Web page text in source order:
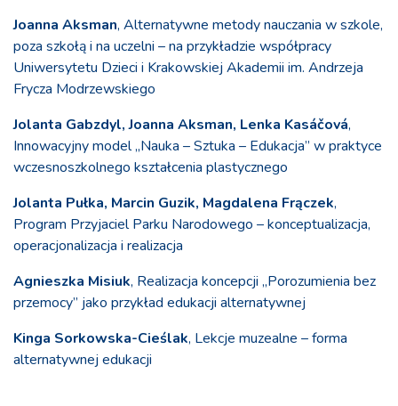
Joanna Aksman, Alternatywne metody nauczania w szkole,
poza szkołą i na uczelni – na przykładzie współpracy
Uniwersytetu Dzieci i Krakowskiej Akademii im. Andrzeja
Frycza Modrzewskiego
Jolanta Gabzdyl, Joanna Aksman, Lenka Kasáčová,
Innowacyjny model „Nauka – Sztuka – Edukacja” w praktyce
wczesnoszkolnego kształcenia plastycznego
Jolanta Pułka, Marcin Guzik, Magdalena Frączek,
Program Przyjaciel Parku Narodowego – konceptualizacja,
operacjonalizacja i realizacja
Agnieszka Misiuk, Realizacja koncepcji „Porozumienia bez
przemocy” jako przykład edukacji alternatywnej
Kinga Sorkowska-Cieślak, Lekcje muzealne – forma
alternatywnej edukacji